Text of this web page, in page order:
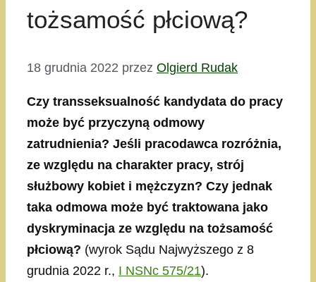
tożsamość płciową?
18 grudnia 2022 przez Olgierd Rudak
Czy transseksualność kandydata do pracy
może być przyczyną odmowy
zatrudnienia? Jeśli pracodawca rozróżnia,
ze względu na charakter pracy, strój
służbowy kobiet i mężczyzn? Czy jednak
taka odmowa może być traktowana jako
dyskryminacja ze względu na tożsamość
płciową? (wyrok Sądu Najwyższego z 8
grudnia 2022 r., I NSNc 575/21).